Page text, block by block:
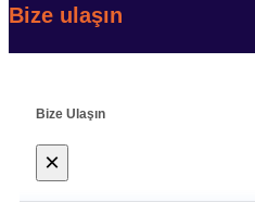
Bize ulaşın
Bize Ulaşın
×